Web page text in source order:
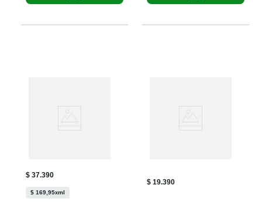
$ 37.390
$ 169 95xml
$ 19.390